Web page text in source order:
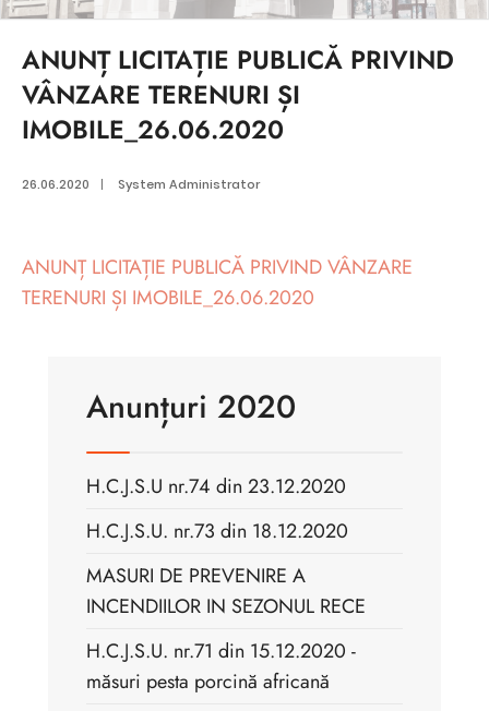
ANUNȚ LICITAȚIE PUBLICĂ PRIVIND
VÂNZARE TERENURI ȘI
IMOBILE_26.06.2020
26.06.2020 | System Administrator
ANUNȚ LICITAȚIE PUBLICĂ PRIVIND VÂNZARE
TERENURI ȘI IMOBILE_26.06.2020
Anunțuri 2020
H.C.J.S.U nr.74 din 23.12.2020
H.C.J.S.U. nr.73 din 18.12.2020
MASURI DE PREVENIRE A
INCENDIILOR IN SEZONUL RECE
H.C.J.S.U. nr.71 din 15.12.2020 -
măsuri pesta porcină africană